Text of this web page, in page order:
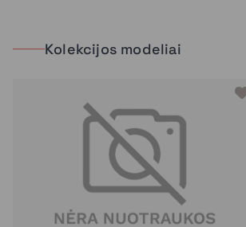
Kolekcijos modeliai